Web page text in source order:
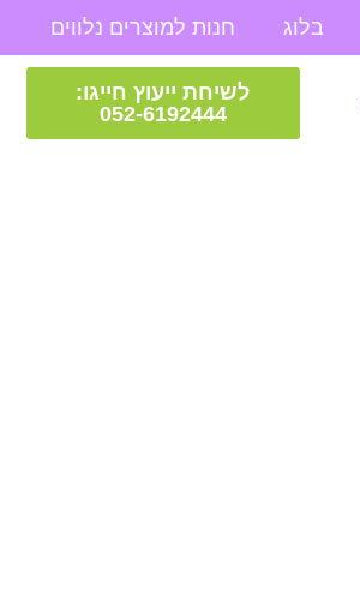
בלוג חנות למוצרים נלווים
לשיחת ייעוץ חייגו:
052-6192444